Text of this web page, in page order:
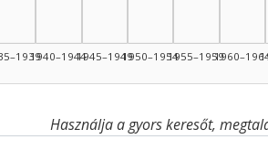
1940–19441945–19491950–19541955–1959
Használja a gyors keresőt,